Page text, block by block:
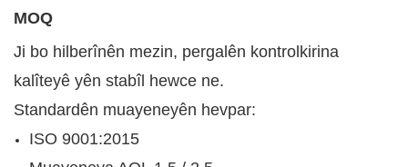
MOQ
Ji bo hilberînên mezin, pergalên kontrolkirina
kalîteyê yên stabîl hewce ne.
Standardên muayeneyên hevpar:
ISO 9001:2015